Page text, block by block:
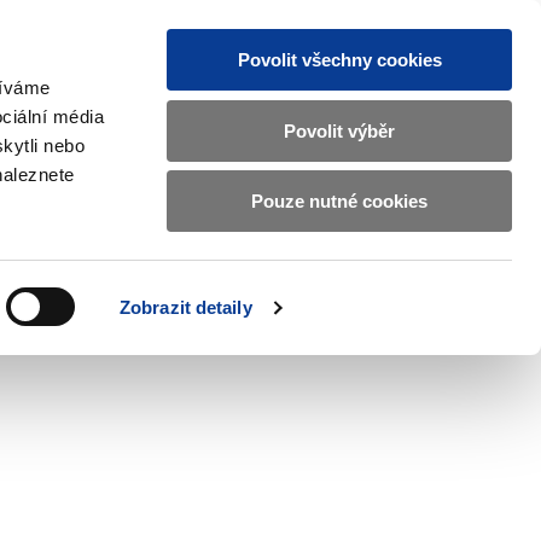
média
nebo
Zobrazit detaily
Povolit všechny cookies
Povolit výběr
Pouze nutné cookies
CZ EN
Základní
informace
o
Ministerstvu
financí
submenu
EU
submenu